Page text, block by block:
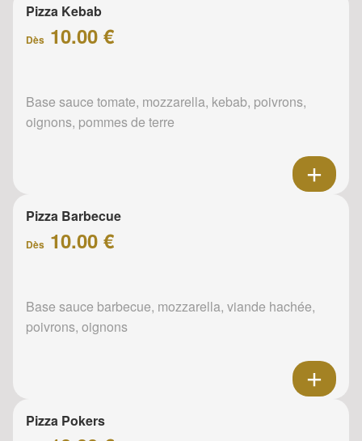
Pizza Kebab
Dès 10.00 €
Base sauce tomate, mozzarella, kebab, poivrons,
oignons, pommes de terre
Pizza Barbecue
Dès 10.00 €
Base sauce barbecue, mozzarella, viande hachée,
poivrons, oignons
Pizza Pokers